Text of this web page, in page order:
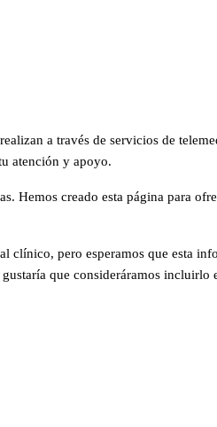
a través de servicios de
atención y apoyo.
Hemos creado esta página para
pero esperamos que esta
que consideráramos incluirlo